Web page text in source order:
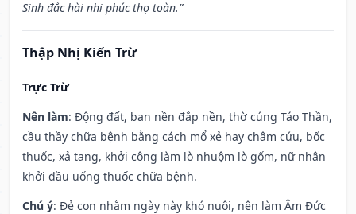
Sinh đắc hài nhi phúc thọ toàn.”
Thập Nhị Kiến Trừ
Trực Trừ
Nên làm: Động đất, ban nền đắp nền, thờ cúng Táo Thần,
cầu thầy chữa bệnh bằng cách mổ xẻ hay châm cứu, bốc
thuốc, xả tang, khởi công làm lò nhuộm lò gốm, nữ nhân
khởi đầu uống thuốc chữa bệnh.
Chú ý: Đẻ con nhằm ngày này khó nuôi, nên làm Âm Đức